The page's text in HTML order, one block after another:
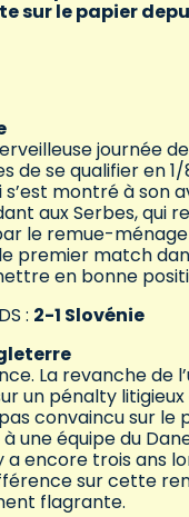
sur le papier
journée
de se qualifier en
s’est montré à
aux Serbes, qui
le remue-
premier match
en bonne
: 2-1 Slovénie
La revanche de
un pénalty
pas convaincu sur
une équipe du
encore trois ans
sur cette
flagrante.